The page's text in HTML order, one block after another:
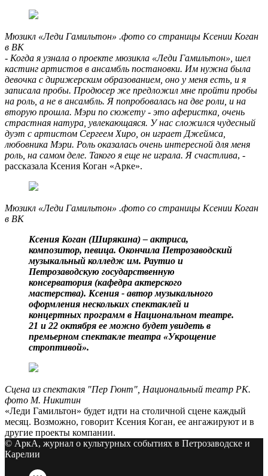
Мюзикл «Леди Гамильтон» .фото со страницы Ксении Коган
в ВК
- Когда я узнала о проекте мюзикла «Леди Гамильтон», шел
кастинг артистов в ансамбль постановки. Им нужна была
девочка с дирижерским образованием, оно у меня есть, и я
записала пробы. Продюсер же предложил мне пройти пробы
на роль, а не в ансамбль. Я попробовалась на две роли, и на
вторую прошла. Мэри по сюжету - это аферистка, очень
страстная натура, увлекающаяся. У нас сложился чудесный
дуэт с артистом Сергеем Хиро, он играет Джеймса,
любовника Мэри. Роль оказалась очень интересной для меня
роль, на самом деле. Такого я еще не играла. Я счастлива, -
рассказала Ксения Коган «Арке».
Мюзикл «Леди Гамильтон» .фото со страницы Ксении Коган
в ВК
Ксения Коган (Ширякина) – актриса,
композитор, певица. Окончила Петрозаводский
музыкальный колледж им. Раутио и
Петрозаводскую государственную
консерватория (кафедра актерского
мастерства). Ксения - автор музыкального
оформления нескольких спектаклей и
концертных программ в Национальном театре.
21 и 22 октября ее можно будет увидеть в
премьерном спектакле театра «Укрощение
строптивой».
Сцена из спектакля "Пер Гюнт", Национальный театр РК.
фото М. Никитин
«Леди Гамильтон» будет идти на столичной сцене каждый
месяц. Возможно, говорит Ксения Коган, ее ангажируют и в
другие проекты компании.
© АркА, журнал о культурных событиях в Петрозаводске и
Карелии